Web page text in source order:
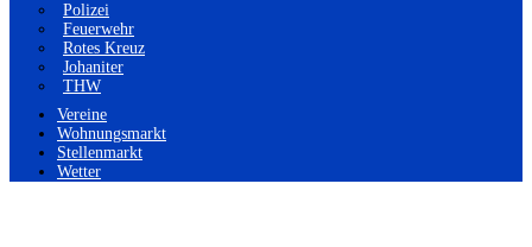
Polizei
Feuerwehr
Rotes Kreuz
Johaniter
THW
Vereine
Wohnungsmarkt
Stellenmarkt
Wetter